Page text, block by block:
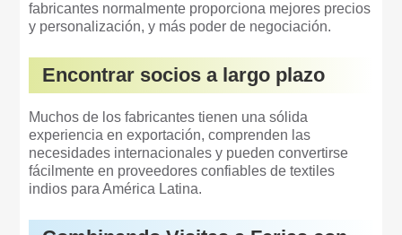
fabricantes normalmente proporciona mejores precios
y personalización, y más poder de negociación.
Encontrar socios a largo plazo
Muchos de los fabricantes tienen una sólida
experiencia en exportación, comprenden las
necesidades internacionales y pueden convertirse
fácilmente en proveedores confiables de textiles
indios para América Latina.